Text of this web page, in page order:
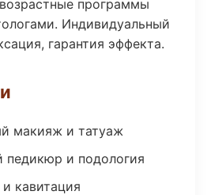
программы
Индивидуальный
гарантия эффекта.
макияж и татуаж
педикюр и подология
кавитация